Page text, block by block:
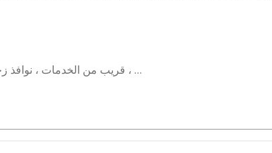
قريب من الخدمات ، نوافذ زجاج ، سطح ، غرفة غسيل ، مصعد ،
رقم ترخيص الإعلان: 7200617697